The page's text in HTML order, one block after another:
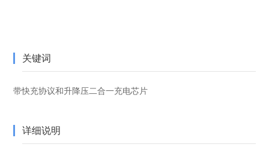
关键词
带快充协议和升降压二合一充电芯片
详细说明